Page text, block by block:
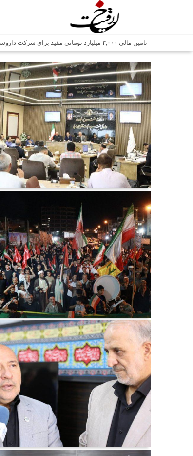
تامین مالی ۳,۰۰۰ میلیارد تومانی مفید برای شرکت داروسازی دکتر عبیدی
اتابک: ظرفیت های جدید همکاری‌های تجاری ایران و
وزیر صمت خواستار پیگیری کانتینرهای ایرانی در بندر کراچی شد / تجارت ۱۰ میلیارد
هدیه ویژه همراهی اربعین شرکت مخابرات ایران؛ «نگارا»
غرفه‌های «نگارا» در مرزهای اربعین آماده خدمت‌رسانی